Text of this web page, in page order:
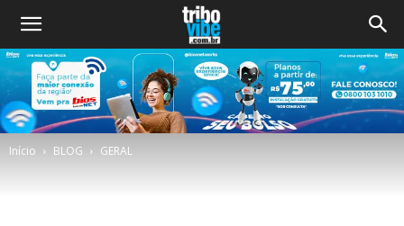
Início BLOG GERAL